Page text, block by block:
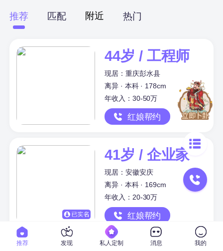
推荐 匹配 附近 热门
44岁 / 工程师
现居：重庆彭水县
离异 · 本科 · 178cm
年收入：30-50万
红娘帮约
41岁 / 企业家
现居：安徽安庆
离异 · 本科 · 169cm
年收入：20-30万
红娘帮约
推荐 发现 私人定制 消息 我的